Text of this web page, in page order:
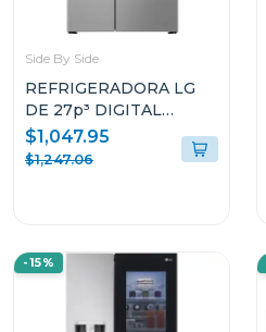
Side By Side
REFRIGERADORA LG
DE 27p³ DIGITAL
INVERTER SIDE BY
SIDE VS27LWID
$1,047.95
$1,247.06
-15%